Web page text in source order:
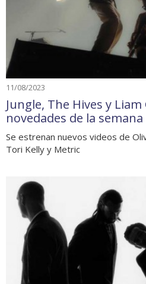
11/08/2023
Jungle, The Hives y
novedades de la semana
Se estrenan nuevos videos de
Tori Kelly y Metric